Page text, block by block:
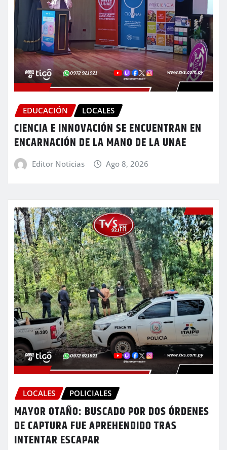
EDUCACIÓN LOCALES
CIENCIA E INNOVACIÓN SE ENCUENTRAN EN
ENCARNACIÓN DE LA MANO DE LA UNAE
Editor Noticias Ago 8, 2026
LOCALES POLICIALES
MAYOR OTAÑO: BUSCADO POR DOS ÓRDENES
DE CAPTURA FUE APREHENDIDO TRAS
INTENTAR ESCAPAR